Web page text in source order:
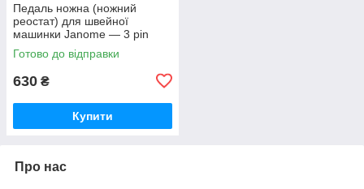
Педаль ножна (ножний
реостат) для швейної
машинки Janome — 3 pin
(7435)
Готово до відправки
630 ₴
Купити
Про нас